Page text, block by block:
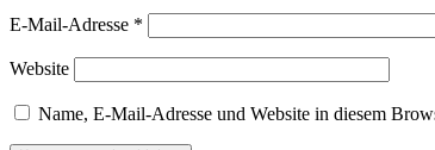
E-Mail-Adresse *
Website
Name, E-Mail-Adresse und Website in diesem